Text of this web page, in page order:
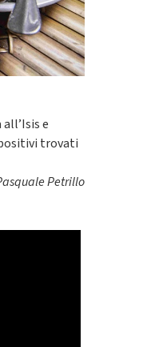
e
trovati
Petrillo